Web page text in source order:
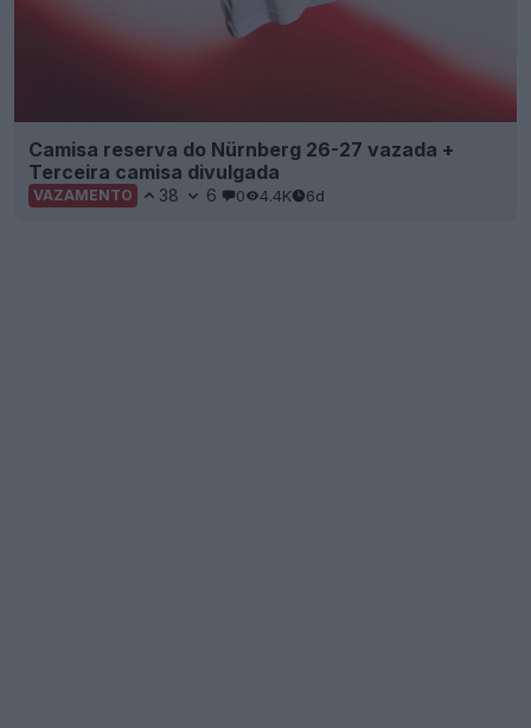
Camisa reserva do Nürnberg 26-27 vazada +
Terceira camisa divulgada
VAZAMENTO 38 6 0 4.4K 6d